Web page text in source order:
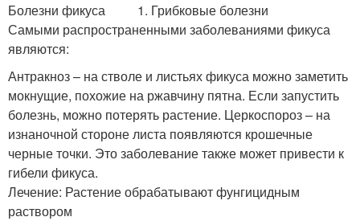
Болезни фикуса 1. Грибковые болезни
Самыми распространенными заболеваниями фикуса
являются:
Антракноз – на стволе и листьях фикуса можно заметить
мокнущие, похожие на ржавчину пятна. Если запустить
болезнь, можно потерять растение. Церкоспороз – на
изнаночной стороне листа появляются крошечные
черные точки. Это заболевание также может привести к
гибели фикуса.
Лечение: Растение обрабатывают фунгицидным
раствором